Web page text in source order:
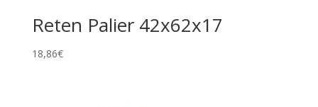
Reten Palier 42x62x17
18,86€